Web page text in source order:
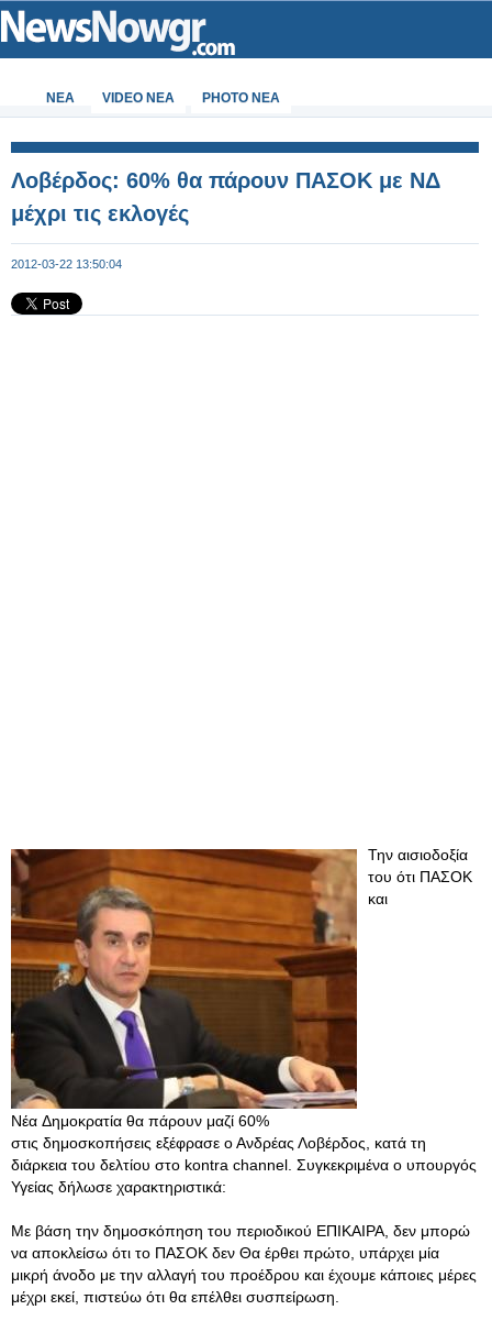
ΝΕΑ VIDEO NEA PHOTO NEA
Λοβέρδος: 60% θα πάρουν ΠΑΣΟΚ με ΝΔ
μέχρι τις εκλογές
2012-03-22 13:50:04
Την αισιοδοξία
του ότι ΠΑΣΟΚ
και
Νέα Δημοκρατία θα πάρουν μαζί 60%
στις δημοσκοπήσεις εξέφρασε ο Ανδρέας Λοβέρδος, κατά τη
διάρκεια του δελτίου στο kontra channel. Συγκεκριμένα ο υπουργός
Υγείας δήλωσε χαρακτηριστικά:
Με βάση την δημοσκόπηση του περιοδικού ΕΠΙΚΑΙΡΑ, δεν μπορώ
να αποκλείσω ότι το ΠΑΣΟΚ δεν Θα έρθει πρώτο, υπάρχει μία
μικρή άνοδο με την αλλαγή του προέδρου και έχουμε κάποιες μέρες
μέχρι εκεί, πιστεύω ότι θα επέλθει συσπείρωση.